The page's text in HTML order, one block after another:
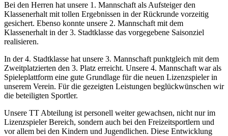
Bei den Herren hat unsere 1. Mannschaft als Aufsteiger den
Klassenerhalt mit tollen Ergebnissen in der Rückrunde vorzeitig
gesichert. Ebenso konnte unsere 2. Mannschaft mit dem
Klassenerhalt in der 3. Stadtklasse das vorgegebene Saisonziel
realisieren.
In der 4. Stadtklasse hat unsere 3. Mannschaft punktgleich mit dem
Zweitplatzierten den 3. Platz erreicht. Unsere 4. Mannschaft war als
Spieleplattform eine gute Grundlage für die neuen Lizenzspieler in
unserem Verein. Für die gezeigten Leistungen beglückwünschen wir
die beteiligten Sportler.
Unsere TT Abteilung ist personell weiter gewachsen, nicht nur im
Lizenzspieler Bereich, sondern auch bei den Freizeitsportlern und
vor allem bei den Kindern und Jugendlichen. Diese Entwicklung